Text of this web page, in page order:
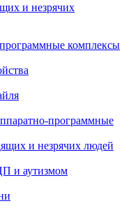
и незрячих
комплексы
программные
и незрячих людей
и аутизмом